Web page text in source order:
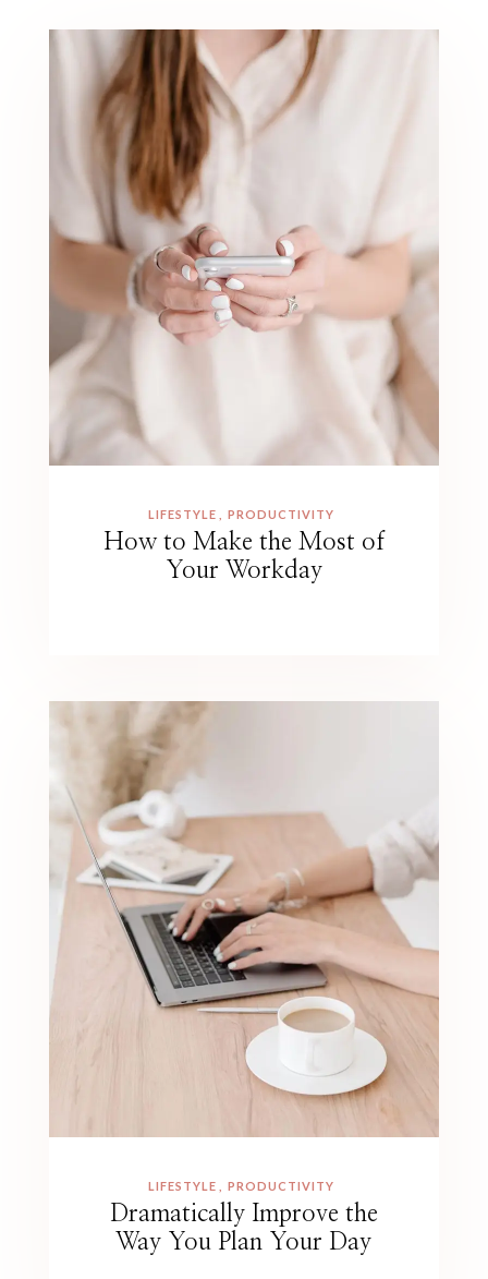
LIFESTYLE PRODUCTIVITY
How to Make the Most of
Your Workday
LIFESTYLE PRODUCTIVITY
Dramatically Improve the
Way You Plan Your Day